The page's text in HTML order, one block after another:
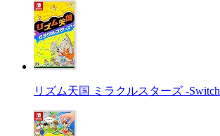
リズム天国 ミラクルスターズ -Switch